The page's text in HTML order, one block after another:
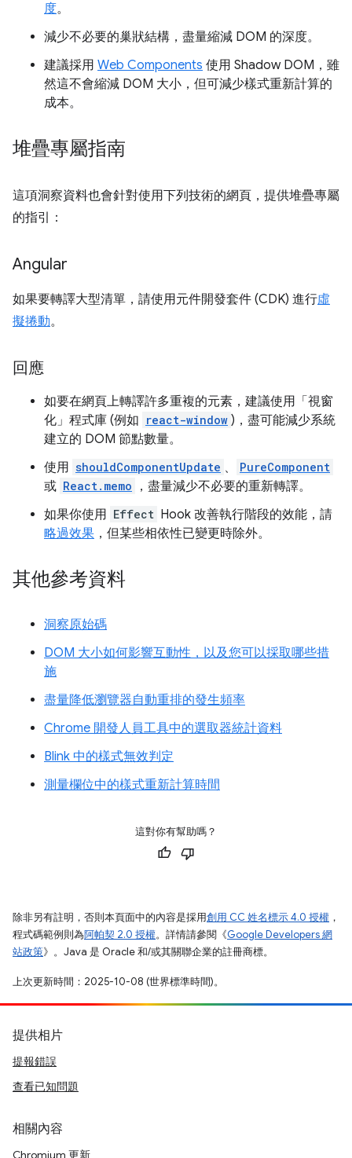
度。
減少不必要的巢狀結構，盡量縮減 DOM 的深度。
建議採用 Web Components 使用 Shadow DOM，雖
然這不會縮減 DOM 大小，但可減少樣式重新計算的
成本。
堆疊專屬指南
這項洞察資料也會針對使用下列技術的網頁，提供堆疊專屬
的指引：
Angular
如果要轉譯大型清單，請使用元件開發套件 (CDK) 進行虛
擬捲動。
回應
如要在網頁上轉譯許多重複的元素，建議使用「視窗
化」程式庫 (例如 react-window )，盡可能減少系統
建立的 DOM 節點數量。
使用 shouldComponentUpdate 、 PureComponent
或 React.memo
，盡量減少不必要的重新轉譯。
如果你使用 Effect Hook 改善執行階段的效能，請
略過效果 ，但某些相依性已變更時除外。
其他參考資料
洞察原始碼
DOM 大小如何影響互動性，以及您可以採取哪些措
施
盡量降低瀏覽器自動重排的發生頻率
Chrome 開發人員工具中的選取器統計資料
Blink 中的樣式無效判定
測量欄位中的樣式重新計算時間
這對你有幫助嗎？
除非另有註明，否則本頁面中的內容是採用創用 CC 姓名標示 4.0 授權 ，
程式碼範例則為阿帕契 2.0 授權。詳情請參閱《Google Developers 網
站政策》。Java 是 Oracle 和/或其關聯企業的註冊商標。
上次更新時間：2025-10-08 (世界標準時間)。
提供相片
提報錯誤
查看已知問題
相關內容
Chromium 更新